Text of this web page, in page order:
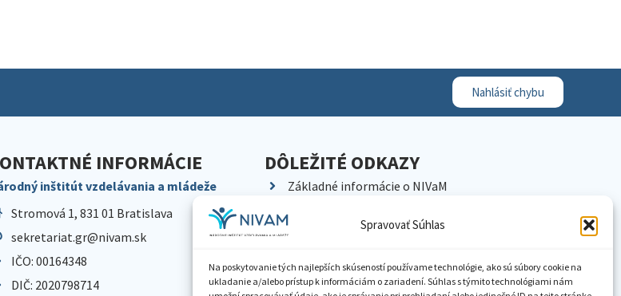
Spravovať Súhlas
Na poskytovanie tých najlepších skúseností používame technológie, ako sú súbory cookie na
ukladanie a/alebo prístup k informáciám o zariadení. Súhlas s týmito technológiami nám
Nahlásiť chybu
INFORMÁCIE
inštitút vzdelávania a mládeže
Stromová 1, 831 01 Bratislava
sekretariat.gr@nivam.sk
IČO: 00164348
DIČ: 2020798714
DÔLEŽITÉ ODKAZY
Základné informácie o NIVaM
Kariéra
Pracoviská NIVaM